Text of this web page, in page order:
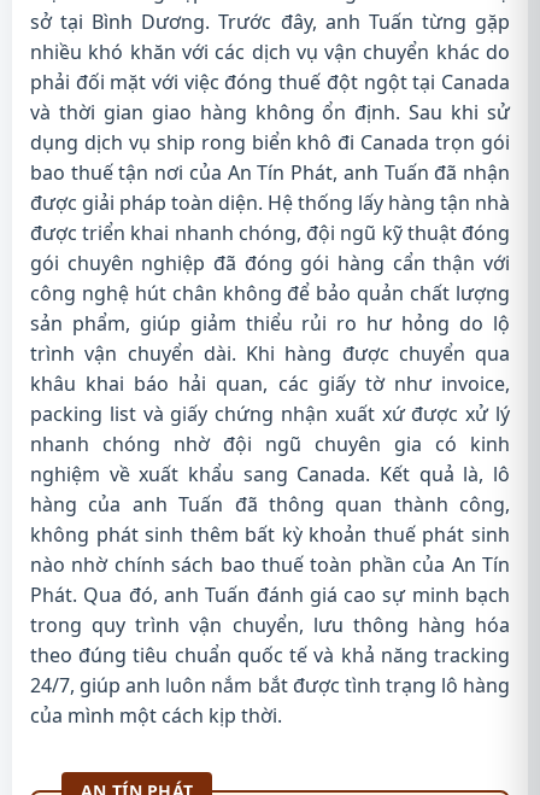
sở tại Bình Dương. Trước đây, anh Tuấn từng gặp
nhiều khó khăn với các dịch vụ vận chuyển khác do
phải đối mặt với việc đóng thuế đột ngột tại Canada
và thời gian giao hàng không ổn định. Sau khi sử
dụng dịch vụ ship rong biển khô đi Canada trọn gói
bao thuế tận nơi của An Tín Phát, anh Tuấn đã nhận
được giải pháp toàn diện. Hệ thống lấy hàng tận nhà
được triển khai nhanh chóng, đội ngũ kỹ thuật đóng
gói chuyên nghiệp đã đóng gói hàng cẩn thận với
công nghệ hút chân không để bảo quản chất lượng
sản phẩm, giúp giảm thiểu rủi ro hư hỏng do lộ
trình vận chuyển dài. Khi hàng được chuyển qua
khâu khai báo hải quan, các giấy tờ như invoice,
packing list và giấy chứng nhận xuất xứ được xử lý
nhanh chóng nhờ đội ngũ chuyên gia có kinh
nghiệm về xuất khẩu sang Canada. Kết quả là, lô
hàng của anh Tuấn đã thông quan thành công,
không phát sinh thêm bất kỳ khoản thuế phát sinh
nào nhờ chính sách bao thuế toàn phần của An Tín
Phát. Qua đó, anh Tuấn đánh giá cao sự minh bạch
trong quy trình vận chuyển, lưu thông hàng hóa
theo đúng tiêu chuẩn quốc tế và khả năng tracking
24/7, giúp anh luôn nắm bắt được tình trạng lô hàng
của mình một cách kịp thời.